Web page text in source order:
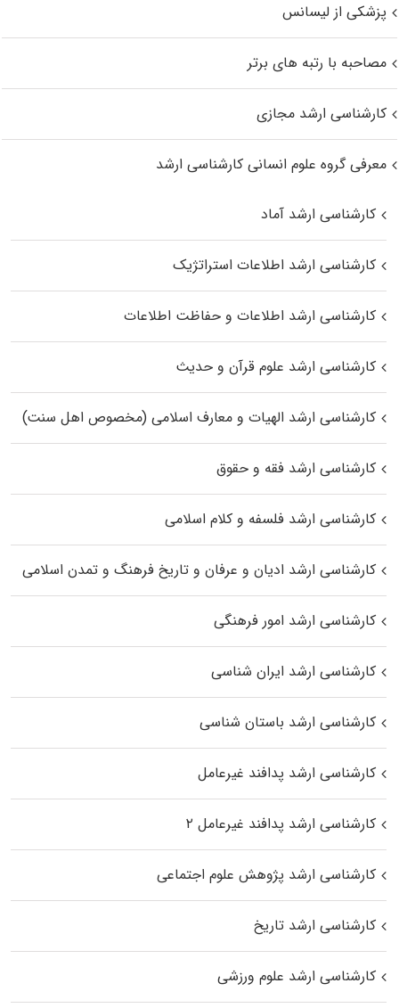
پزشکی از لیسانس
مصاحبه با رتبه های برتر
کارشناسی ارشد مجازی
معرفی گروه علوم انسانی کارشناسی ارشد
کارشناسی ارشد آماد
کارشناسی ارشد اطلاعات استراتژیک
کارشناسی ارشد اطلاعات و حفاظت اطلاعات
کارشناسی ارشد علوم قرآن و حدیث
کارشناسی ارشد الهیات و معارف اسلامی (مخصوص اهل سنت)
کارشناسی ارشد فقه و حقوق
کارشناسی ارشد فلسفه و کلام اسلامی
کارشناسی ارشد ادیان و عرفان و تاریخ فرهنگ و تمدن اسلامی
کارشناسی ارشد امور فرهنگی
کارشناسی ارشد ایران شناسی
کارشناسی ارشد باستان شناسی
کارشناسی ارشد پدافند غیرعامل
کارشناسی ارشد پدافند غیرعامل ۲
کارشناسی ارشد پژوهش علوم اجتماعی
کارشناسی ارشد تاریخ
کارشناسی ارشد علوم ورزشی